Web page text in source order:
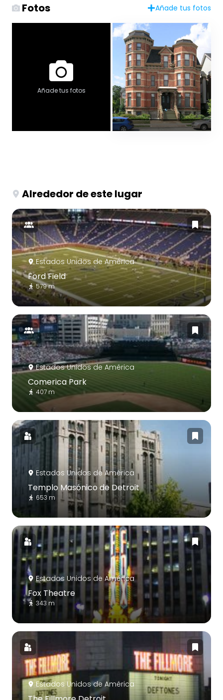
Fotos Añade tus fotos
Añade tus fotos
Alrededor de este lugar
Estados Unidos de América
Ford Field
579 m
Estados Unidos de América
Comerica Park
407 m
Estados Unidos de América
Templo Masónico de Detroit
653 m
Estados Unidos de América
Fox Theatre
343 m
Estados Unidos de América